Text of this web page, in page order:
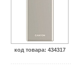
код товара: 434317